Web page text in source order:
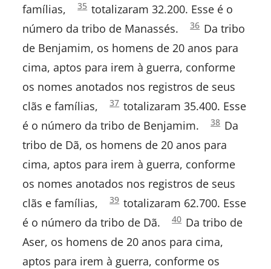
Marcos
João
Romanos
II Coríntios
famílias, Números
1:
35 totalizaram 32.200. Esse é o
número da tribo de Manassés.
Números
1:
36 Da tribo
de Benjamim, os homens de 20 anos para
cima, aptos para irem à guerra, conforme
os nomes anotados nos registros de seus
clãs e famílias,
Números
1:
37 totalizaram 35.400. Esse
é o número da tribo de Benjamim.
Números
1:
38 Da
tribo de Dã, os homens de 20 anos para
cima, aptos para irem à guerra, conforme
os nomes anotados nos registros de seus
clãs e famílias,
Números
1:
39 totalizaram 62.700. Esse
é o número da tribo de Dã.
Números
1:
40 Da tribo de
Aser, os homens de 20 anos para cima,
aptos para irem à guerra, conforme os